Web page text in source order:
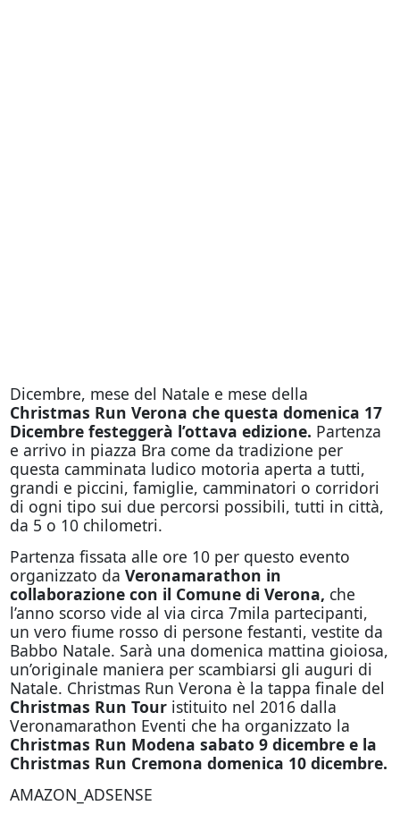
Dicembre, mese del Natale e mese della
Christmas Run Verona che questa domenica 17
Dicembre festeggerà l’ottava edizione. Partenza
e arrivo in piazza Bra come da tradizione per
questa camminata ludico motoria aperta a tutti,
grandi e piccini, famiglie, camminatori o corridori
di ogni tipo sui due percorsi possibili, tutti in città,
da 5 o 10 chilometri.
Partenza fissata alle ore 10 per questo evento
organizzato da Veronamarathon in
collaborazione con il Comune di Verona, che
l’anno scorso vide al via circa 7mila partecipanti,
un vero fiume rosso di persone festanti, vestite da
Babbo Natale. Sarà una domenica mattina gioiosa,
un’originale maniera per scambiarsi gli auguri di
Natale. Christmas Run Verona è la tappa finale del
Christmas Run Touristituito nel 2016 dalla
Veronamarathon Eventi che ha organizzato la
Christmas Run Modena sabato 9 dicembre e la
Christmas Run Cremona domenica 10 dicembre.
AMAZON_ADSENSE